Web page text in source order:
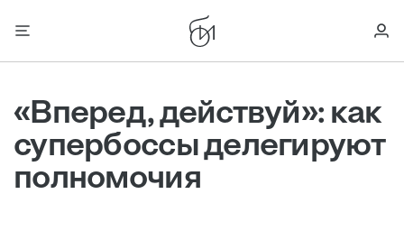
«Вперед, действуй»: как
супербоссы делегируют
полномочия